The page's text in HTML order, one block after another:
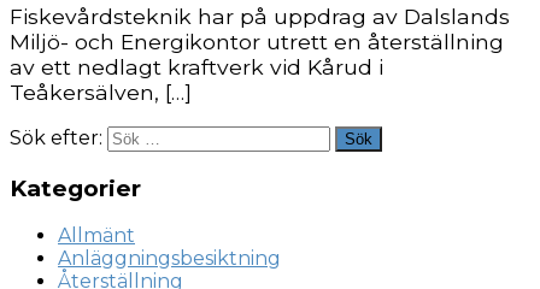
Fiskevårdsteknik har på uppdrag av Dalslands
Miljö- och Energikontor utrett en återställning
av ett nedlagt kraftverk vid Kårud i
Teåkersälven, […]
Sök efter: Sök
Kategorier
Allmänt
Anläggningsbesiktning
Återställning